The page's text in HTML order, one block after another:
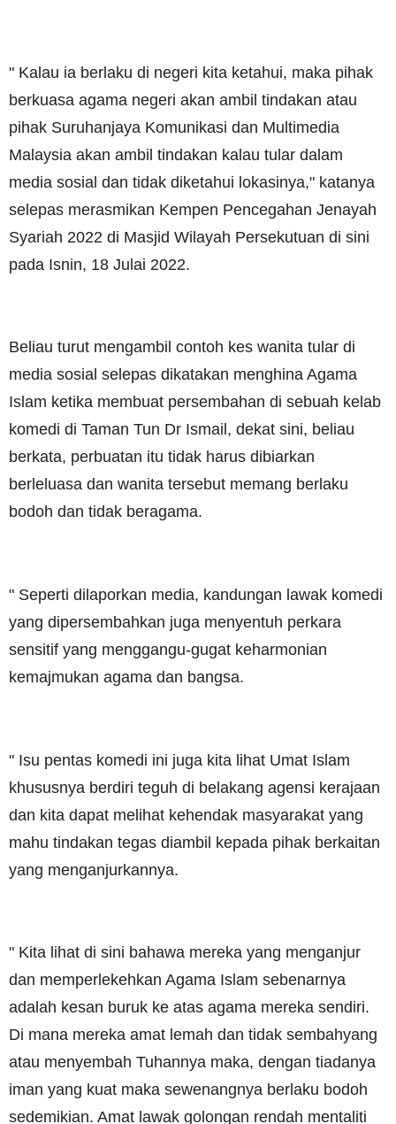
" Kalau ia berlaku di negeri kita ketahui, maka pihak
berkuasa agama negeri akan ambil tindakan atau
pihak Suruhanjaya Komunikasi dan Multimedia
Malaysia akan ambil tindakan kalau tular dalam
media sosial dan tidak diketahui lokasinya," katanya
selepas merasmikan Kempen Pencegahan Jenayah
Syariah 2022 di Masjid Wilayah Persekutuan di sini
pada Isnin, 18 Julai 2022.
Beliau turut mengambil contoh kes wanita tular di
media sosial selepas dikatakan menghina Agama
Islam ketika membuat persembahan di sebuah kelab
komedi di Taman Tun Dr Ismail, dekat sini, beliau
berkata, perbuatan itu tidak harus dibiarkan
berleluasa dan wanita tersebut memang berlaku
bodoh dan tidak beragama.
" Seperti dilaporkan media, kandungan lawak komedi
yang dipersembahkan juga menyentuh perkara
sensitif yang menggangu-gugat keharmonian
kemajmukan agama dan bangsa.
" Isu pentas komedi ini juga kita lihat Umat Islam
khususnya berdiri teguh di belakang agensi kerajaan
dan kita dapat melihat kehendak masyarakat yang
mahu tindakan tegas diambil kepada pihak berkaitan
yang menganjurkannya.
" Kita lihat di sini bahawa mereka yang menganjur
dan memperlekehkan Agama Islam sebenarnya
adalah kesan buruk ke atas agama mereka sendiri.
Di mana mereka amat lemah dan tidak sembahyang
atau menyembah Tuhannya maka, dengan tiadanya
iman yang kuat maka sewenangnya berlaku bodoh
sedemikian. Amat lawak golongan rendah mentaliti